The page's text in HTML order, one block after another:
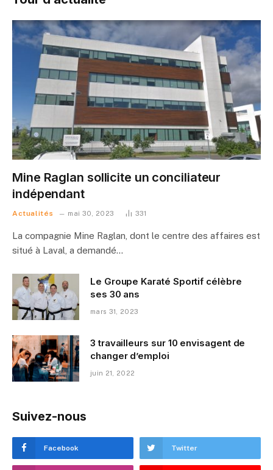
Mine Raglan sollicite un conciliateur
indépendant
Actualités mai 30, 2023 331
La compagnie Mine Raglan, dont le centre des affaires est
situé à Laval, a demandé…
Le Groupe Karaté Sportif célèbre
ses 30 ans
mars 31, 2023
3 travailleurs sur 10 envisagent de
changer d’emploi
juin 21, 2022
Suivez-nous
Facebook Twitter